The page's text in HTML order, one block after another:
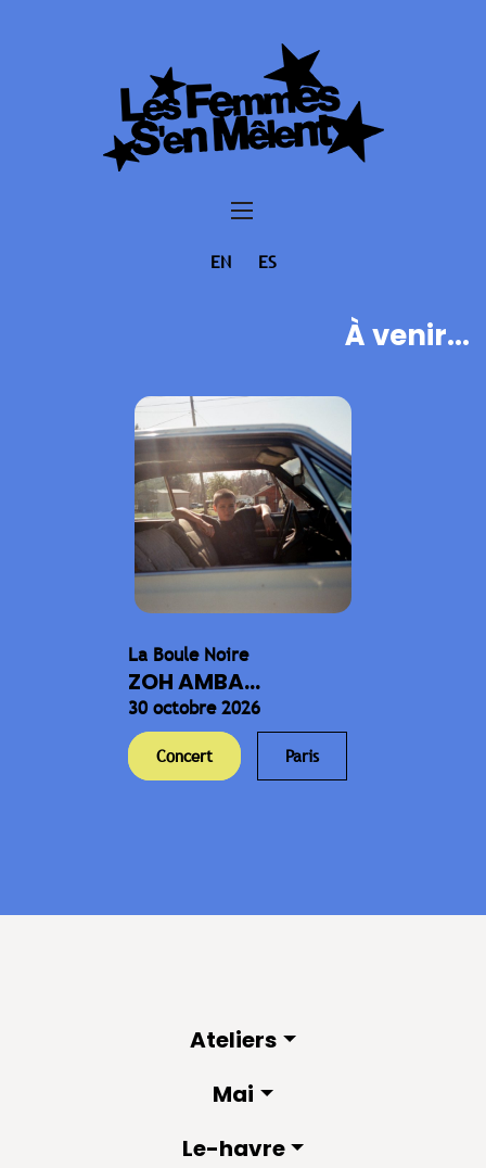
EN ES
À venir...
La Boule Noire
ZOH AMBA...
30 octobre 2026
Concert Paris
Ateliers
Mai
Le-havre